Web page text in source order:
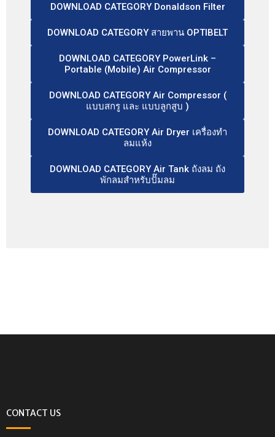
DOWNLOAD CATEGORY Donaldson Filter
DOWNLOAD CATEGORY สายพาน OPTIBELT
DOWNLOAD CATEGORY PowerLink –
Portable (Mobile) Air Compressor
DOWNLOAD CATEGORY Air Compressor (
แบบสกรู และ แบบลูกสูบ )
DOWNLOAD CATEGORY Air Dryer เครื่องทำ
ลมแห้ง
DOWNLOAD CATEGORY Air Tank ถังลม ถัง
พักลมสำหรับปั๊มลม
CONTACT US